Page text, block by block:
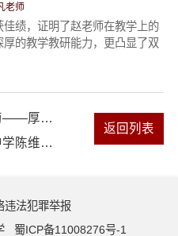
老师
绩，证明了赵老师在教学上的
的教学教研能力，更凸显了双
【教师风采】王泽菊——厚积薄发英姿爽，严爱相济助生翔
【教师风采】双流中学陈维老师获双流区“明日之星”决赛生物组第一名
返回列表
违法犯罪举报
蜀ICP备11008276号-1